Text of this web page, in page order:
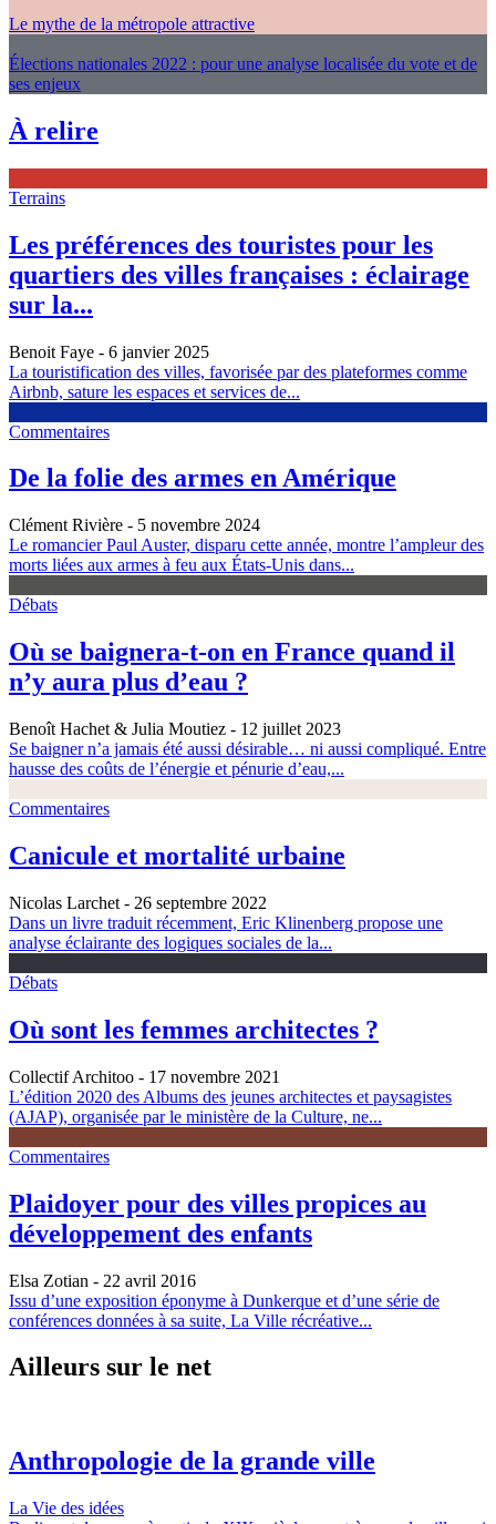
Le mythe de la métropole attractive
Élections nationales 2022 : pour une analyse localisée du vote et de
ses enjeux
À relire
Terrains
Les préférences des touristes pour les
quartiers des villes françaises : éclairage
sur la...
Benoit Faye - 6 janvier 2025
La touristification des villes, favorisée par des plateformes comme
Airbnb, sature les espaces et services de...
Commentaires
De la folie des armes en Amérique
Clément Rivière - 5 novembre 2024
Le romancier Paul Auster, disparu cette année, montre l’ampleur des
morts liées aux armes à feu aux États-Unis dans...
Débats
Où se baignera-t-on en France quand il
n’y aura plus d’eau ?
Benoît Hachet & Julia Moutiez - 12 juillet 2023
Se baigner n’a jamais été aussi désirable… ni aussi compliqué. Entre
hausse des coûts de l’énergie et pénurie d’eau,...
Commentaires
Canicule et mortalité urbaine
Nicolas Larchet - 26 septembre 2022
Dans un livre traduit récemment, Eric Klinenberg propose une
analyse éclairante des logiques sociales de la...
Débats
Où sont les femmes architectes ?
Collectif Architoo - 17 novembre 2021
L’édition 2020 des Albums des jeunes architectes et paysagistes
(AJAP), organisée par le ministère de la Culture, ne...
Commentaires
Plaidoyer pour des villes propices au
développement des enfants
Elsa Zotian - 22 avril 2016
Issu d’une exposition éponyme à Dunkerque et d’une série de
conférences données à sa suite, La Ville récréative...
Ailleurs sur le net
Anthropologie de la grande ville
La Vie des idées